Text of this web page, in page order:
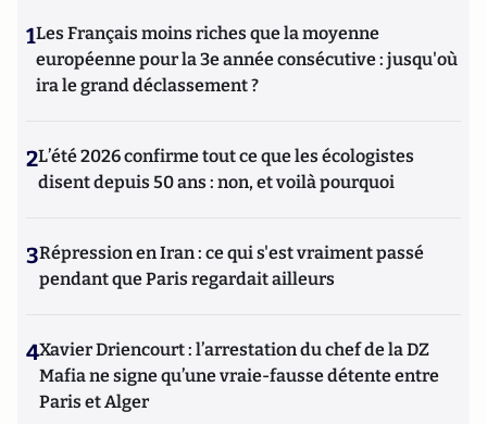
Benjamin Disraëli.
1Les Français moins riches que la moyenne
européenne pour la 3e année consécutive : jusqu'où
ira le grand déclassement ?
2L’été 2026 confirme tout ce que les écologistes
disent depuis 50 ans : non, et voilà pourquoi
3Répression en Iran : ce qui s'est vraiment passé
pendant que Paris regardait ailleurs
4Xavier Driencourt : l’arrestation du chef de la DZ
Mafia ne signe qu’une vraie-fausse détente entre
Paris et Alger